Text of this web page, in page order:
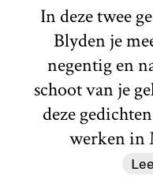
In deze twee
Blyden je
negentig en
schoot van je
deze
werken in